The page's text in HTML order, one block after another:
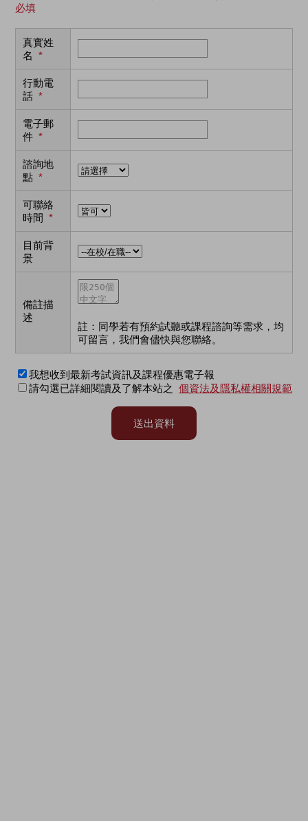
必填
真實姓
名 *
行動電
話 *
電子郵
件 *
諮詢地
點 *
可聯絡
時間 *
目前背
景
備註描
述
註：同學若有預約試聽或課程諮詢等需求，均
可留言，我們會儘快與您聯絡。
我想收到最新考試資訊及課程優惠電子報
請勾選已詳細閱讀及了解本站之 個資法及隱私權相關規範
送出資料